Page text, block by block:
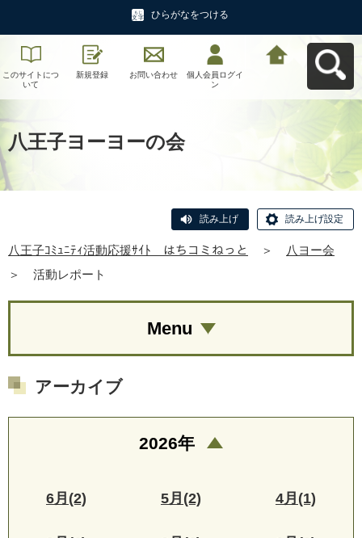
ひらがなをつける
このサイトにつ
いて
新規登録 お問い合わせ
個人会員ログイ
ン
八王子ヨーヨーの会
読み上げ 読み上げ設定
八王子ｺﾐｭﾆﾃｨ活動応援ｻｲﾄ はちコミねっと ＞
八ヨー会
＞
活動レポート
Menu
アーカイブ
2026年
6月(2) 5月(2) 4月(1)